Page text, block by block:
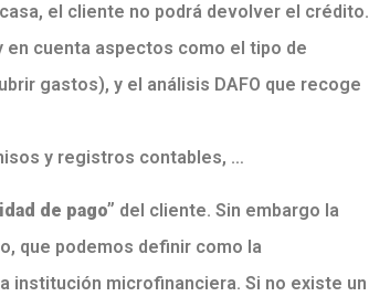
el cliente no podrá devolver el crédito.
en cuenta aspectos como el tipo de
gastos), y el análisis DAFO que recoge
y registros contables, …
de pago” del cliente. Sin embargo la
que podemos definir como la
institución microfinanciera. Si no existe un